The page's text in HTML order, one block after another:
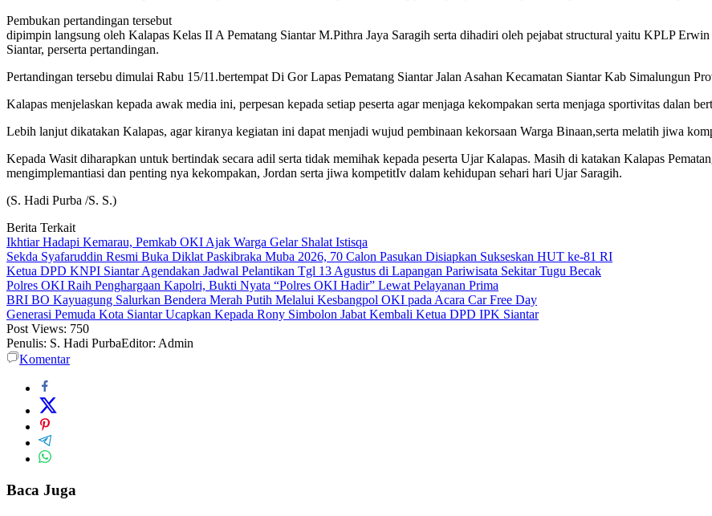
Pembukan pertandingan tersebut
dipimpin langsung oleh Kalapas Kelas II A Pematang Siantar M.Pithra Jaya Saragih serta dihadiri oleh pejabat structural yaitu KPLP
Siantar, perserta pertandingan.
Pertandingan tersebu dimulai Rabu 15/11.bertempat Di Gor Lapas Pematang Siantar Jalan Asahan Kecamatan Siantar Kab Simalungun
Kalapas menjelaskan kepada awak media ini, perpesan kepada setiap peserta agar menjaga kekompakan serta menjaga sportivitas dalan
Lebih lanjut dikatakan Kalapas, agar kiranya kegiatan ini dapat menjadi wujud pembinaan kekorsaan Warga Binaan,serta melatih jiwa
Kepada Wasit diharapkan untuk bertindak secara adil serta tidak memihak kepada peserta Ujar Kalapas. Masih di katakan Kalapas
mengimplemantiasi dan penting nya kekompakan, Jordan serta jiwa kompetitIv dalam kehidupan sehari hari Ujar Saragih.
(S. Hadi Purba /S. S.)
Berita Terkait
Ikhtiar Hadapi Kemarau, Pemkab OKI Ajak Warga Gelar Shalat Istisqa
Sekda Syafaruddin Resmi Buka Diklat Paskibraka Muba 2026, 70 Calon Pasukan Disiapkan Sukseskan HUT ke-81 RI
Ketua DPD KNPI Siantar Agendakan Jadwal Pelantikan Tgl 13 Agustus di Lapangan Pariwisata Sekitar Tugu Becak
Polres OKI Raih Penghargaan Kapolri, Bukti Nyata “Polres OKI Hadir” Lewat Pelayanan Prima
BRI BO Kayuagung Salurkan Bendera Merah Putih Melalui Kesbangpol OKI pada Acara Car Free Day
Generasi Pemuda Kota Siantar Ucapkan Kepada Rony Simbolon Jabat Kembali Ketua DPD IPK Siantar
Post Views: 750
Penulis: S. Hadi PurbaEditor: Admin
Komentar
Baca Juga